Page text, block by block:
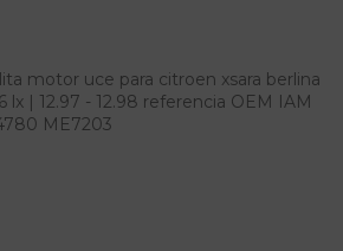
motor uce para citroen xsara berlina
lx | 12.97 - 12.98 referencia OEM IAM
ME7203